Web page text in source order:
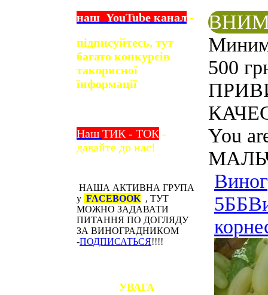
наш YouTube канал -
підписуйтесь, тут
багато конкурсів
такорисної
їнформації
Наш ТИК - ТОК -
давайте до нас!
НАША АКТИВНА ГРУПА
у FACEBOOK, ТУТ
МОЖНО ЗАДАВАТИ
ПИТАННЯ ПО ДОГЛЯДУ
ЗА ВИНОГРАДНИКОМ
-ПОДПИСАТЬСЯ!!!!
УВАГА
500
You
5ББ